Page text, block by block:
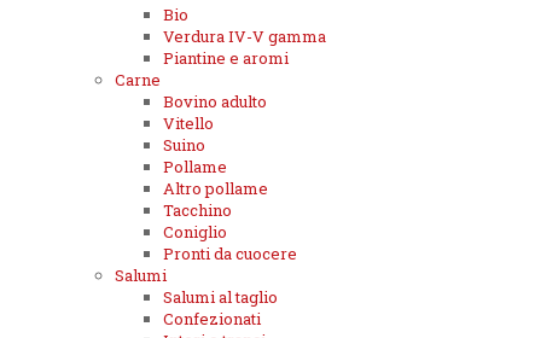
Bio
Verdura IV-V gamma
Piantine e aromi
Carne
Bovino adulto
Vitello
Suino
Pollame
Altro pollame
Tacchino
Coniglio
Pronti da cuocere
Salumi
Salumi al taglio
Confezionati